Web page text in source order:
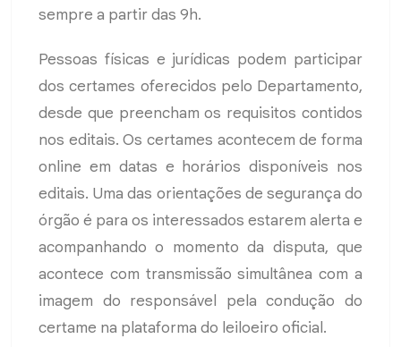
sempre a partir das 9h.
Pessoas físicas e jurídicas podem participar
dos certames oferecidos pelo Departamento,
desde que preencham os requisitos contidos
nos editais. Os certames acontecem de forma
online em datas e horários disponíveis nos
editais. Uma das orientações de segurança do
órgão é para os interessados estarem alerta e
acompanhando o momento da disputa, que
acontece com transmissão simultânea com a
imagem do responsável pela condução do
certame na plataforma do leiloeiro oficial.